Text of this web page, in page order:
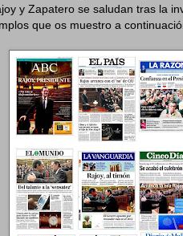
y Zapatero se saludan tras la
que os muestro a